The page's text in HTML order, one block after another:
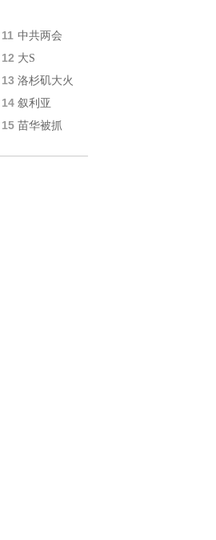
11 中共两会
12 大S
13 洛杉矶大火
14 叙利亚
15 苗华被抓